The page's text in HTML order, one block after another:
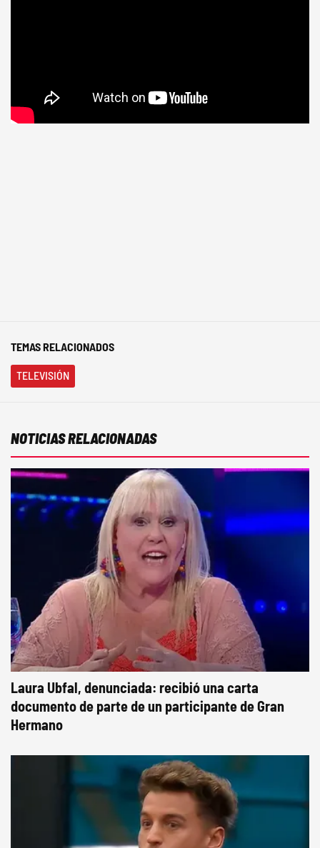
TEMAS RELACIONADOS
TELEVISIÓN
NOTICIAS RELACIONADAS
Laura Ubfal, denunciada: recibió una carta
documento de parte de un participante de Gran
Hermano